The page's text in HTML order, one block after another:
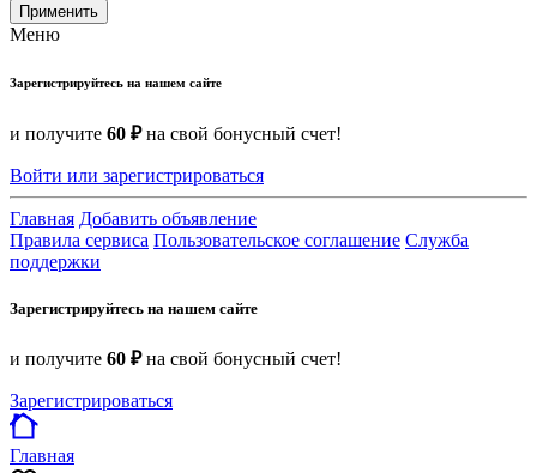
Применить
Меню
Зарегистрируйтесь на нашем сайте
и получите 60 ₽на свой бонусный счет!
Войти или зарегистрироваться
Главная Добавить объявление
Правила сервиса Пользовательское соглашение Служба
поддержки
Зарегистрируйтесь на нашем сайте
и получите 60 ₽на свой бонусный счет!
Зарегистрироваться
Главная